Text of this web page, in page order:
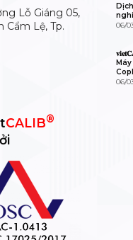
Lỗ Giáng 05,
Cẩm Lệ, Tp.
CALIB®
06/
06/